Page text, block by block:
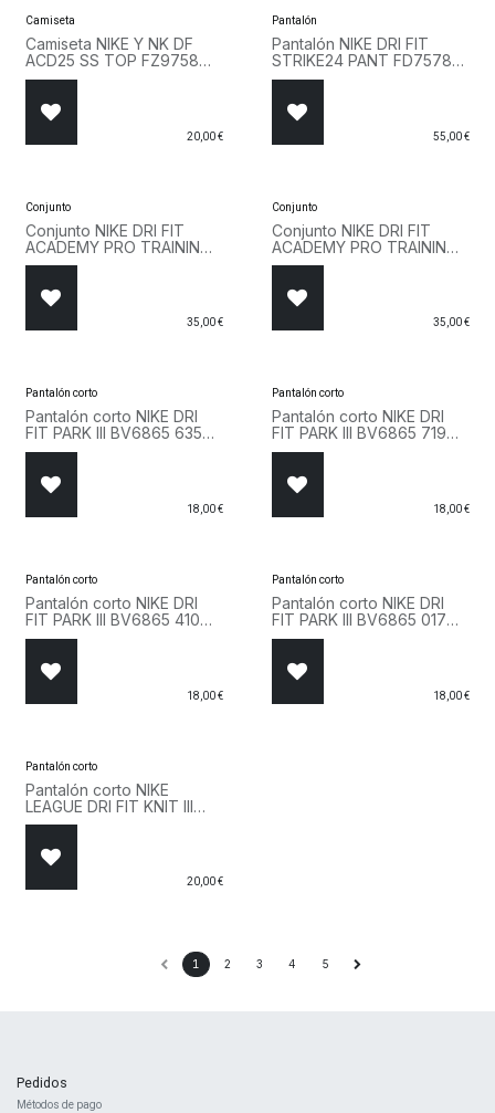
Camiseta
Camiseta NIKE Y NK DF
ACD25 SS TOP FZ9758
329 Verde
20,00€
Pantalón
Pantalón NIKE DRI FIT
STRIKE24 PANT FD7578
010 Negro
55,00€
Conjunto
Conjunto NIKE DRI FIT
ACADEMY PRO TRAINING
DH9484 013 Negro
35,00€
Conjunto
Conjunto NIKE DRI FIT
ACADEMY PRO TRAINING
DH9484 463 Azul
35,00€
Pantalón corto
Pantalón corto NIKE DRI
FIT PARK III BV6865 635
Rosa
18,00€
Pantalón corto
Pantalón corto NIKE DRI
FIT PARK III BV6865 719
Amarillo
18,00€
Pantalón corto
Pantalón corto NIKE DRI
FIT PARK III BV6865 410
Marino
18,00€
Pantalón corto
Pantalón corto NIKE DRI
FIT PARK III BV6865 017
Gris
18,00€
Pantalón corto
Pantalón corto NIKE
LEAGUE DRI FIT KNIT III
DR0968 657 Rojo
20,00€
1 2 3 4 5
Pedidos
Métodos de pago